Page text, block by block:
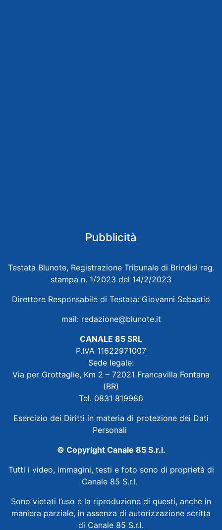
Pubblicità
Testata Blunote, Registrazione Tribunale di Brindisi reg.
stampa n. 1/2023 del 14/2/2023
Direttore Responsabile di Testata: Giovanni Sebastio
mail: redazione@blunote.it
CANALE 85 SRL
P.IVA 11622971007
Sede legale:
Via per Grottaglie, Km 2 – 72021 Francavilla Fontana
(BR)
Tel. 0831 819986
Esercizio dei Diritti in materia di protezione dei Dati
Personali
© Copyright Canale 85 S.r.l.
Tutti i video, immagini, testi e foto sono di proprietà di
Canale 85 S.r.l.
Sono vietati l’uso e la riproduzione di questi, anche in
maniera parziale, in assenza di autorizzazione scritta
di Canale 85 S.r.l.